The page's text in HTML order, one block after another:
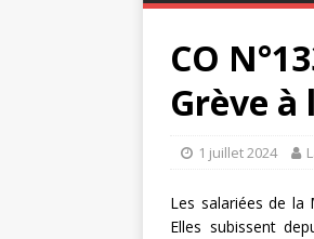
CO
Grève à
1 juillet 2024
Les salariées de la
Elles subissent